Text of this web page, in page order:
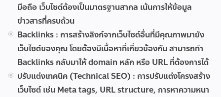
มือถือ เว็บไซต์ต้องเป็นมาตรฐานสากล เน้นการให้ข้อมูล
ข่าวสารที่ครบถ้วน
Backlinks : การสร้างลิงก์จากเว็บไซต์อื่นที่มีคุณภาพมายัง
เว็บไซต์ของคุณ โดยต้องมีเนื้อหาที่เกี่ยวข้องกัน สามารถทำ
Backlinks กลับมาให้ domain หลัก หรือ URL ที่ต้องการได้
ปรับแต่งเทคนิค (Technical SEO) : การปรับแต่งโครงสร้าง
เว็บไซต์ เช่น Meta tags, URL structure, การหาความหนา